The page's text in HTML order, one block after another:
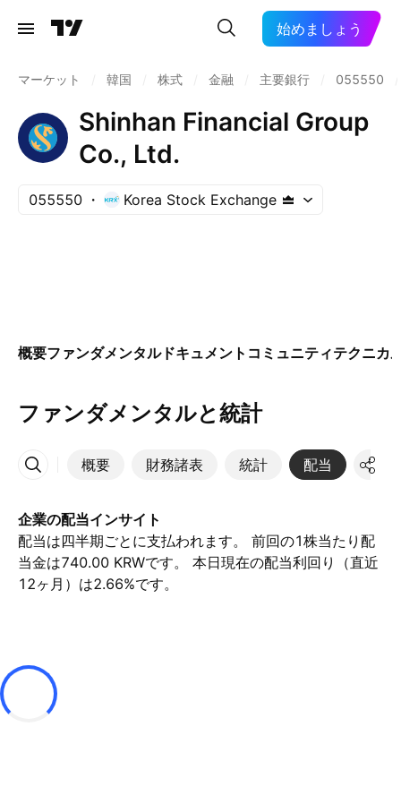
始めましょう
マーケット 韓国 株式 金融 主要銀行 055550
Shinhan Financial Group
Co., Ltd.
055550 Korea Stock Exchange
概要ファンダメンタルドキュメント コミュニティテクニカ
ファンダメンタルと統計
概要 財務諸表 統計 配当 決算
その他
企業の配当インサイト
配当は四半期ごとに支払われます。 前回の1株当たり配
当金は740.00 KRWです。 本日現在の配当利回り（直近
12ヶ月）は2.66%です。